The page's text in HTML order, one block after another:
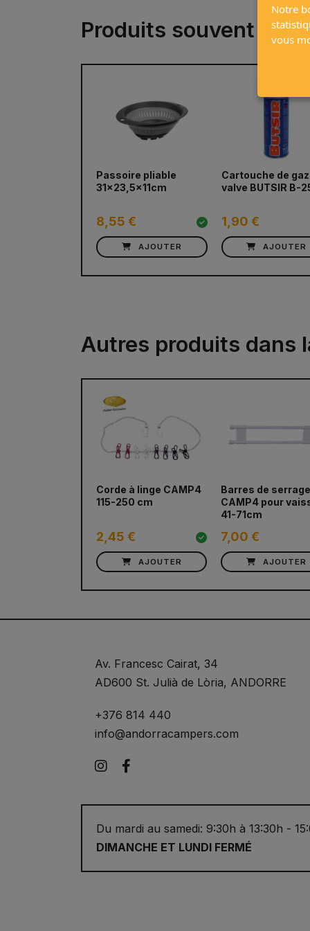
Produits souvent
Passoire pliable
31x23,5x11cm
8,55 €
AJOUTER
Cartouche de gaz
valve BUTSIR B-
1,90 €
AJOUTER
prev
Autres produits dans
Corde à linge CAMP4
115-250 cm
2,45 €
AJOUTER
Barres de serrage
CAMP4 pour
41-71cm
7,00 €
AJOUTER
Av. Francesc Cairat, 34
AD600 St. Julià de Lòria, ANDORRE
+376 814 440
info@andorracampers.com
Instagram
Du mardi au samedi: 9:30h à 13:30h -
DIMANCHE ET LUNDI FERMÉ
Notre
vous